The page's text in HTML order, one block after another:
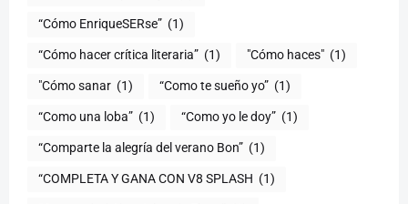
“Cómo EnriqueSERse” (1)
(1) "Cómo haces" (1)
"Cómo sanar (1) “Como te sueño yo” (1)
“Como una loba” (1) “Como yo le doy” (1)
“Comparte la alegría del verano Bon” (1)
“COMPLETA Y GANA CON V8 SPLASH (1)